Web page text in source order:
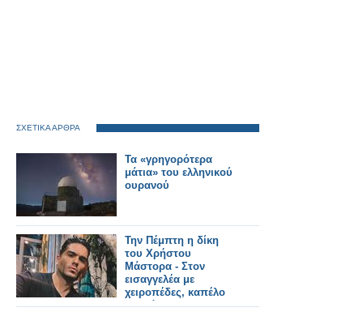
ΣΧΕΤΙΚΑ ΑΡΘΡΑ
Τα «γρηγορότερα
μάτια» του ελληνικού
ουρανού
Την Πέμπτη η δίκη
του Χρήστου
Μάστορα - Στον
εισαγγελέα με
χειροπέδες, καπέλο
και μάσκα